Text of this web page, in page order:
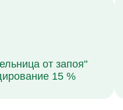
от запоя"
15 %